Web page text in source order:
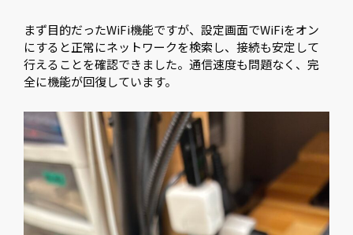
まず目的だったWiFi機能ですが、設定画面でWiFiをオン
にすると正常にネットワークを検索し、接続も安定して
行えることを確認できました。通信速度も問題なく、完
全に機能が回復しています。